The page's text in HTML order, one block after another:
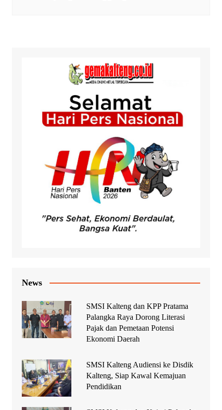
News
SMSI Kalteng dan KPP Pratama
Palangka Raya Dorong Literasi
Pajak dan Pemetaan Potensi
Ekonomi Daerah
SMSI Kalteng Audiensi ke Disdik
Kalteng, Siap Kawal Kemajuan
Pendidikan